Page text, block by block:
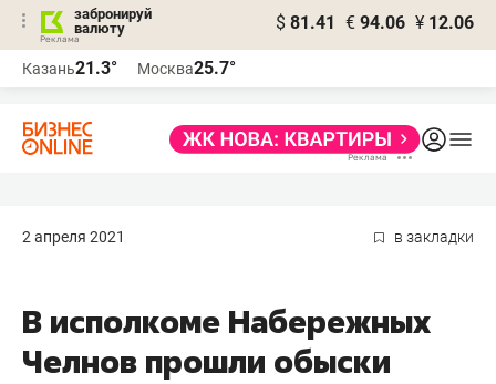
забронируй
валюту
$ 81.41 € 94.06 ¥ 12.06
Казань21.3° Москва25.7°
2 апреля 2021 в закладки
В исполкоме Набережных
Челнов прошли обыски